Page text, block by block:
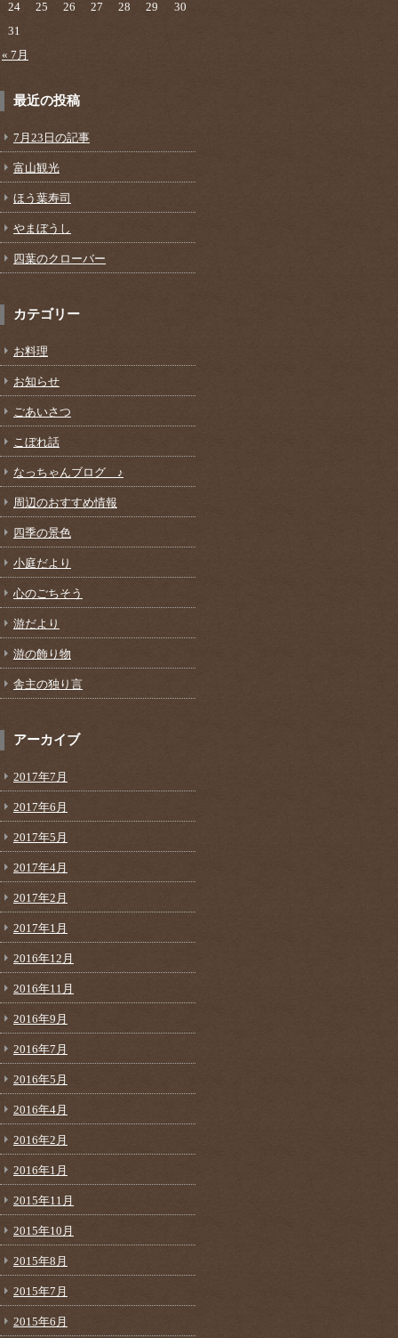
« 7月
24
25 26 27 28 29
30
31
最近の投稿
7月23日の記事
富山観光
ほう葉寿司
やまぼうし
四葉のクローバー
カテゴリー
お料理
お知らせ
ごあいさつ
こぼれ話
なっちゃんブログ ♪
周辺のおすすめ情報
四季の景色
小庭だより
心のごちそう
游だより
游の飾り物
舎主の独り言
アーカイブ
2017年7月
2017年6月
2017年5月
2017年4月
2017年2月
2017年1月
2016年12月
2016年11月
2016年9月
2016年7月
2016年5月
2016年4月
2016年2月
2016年1月
2015年11月
2015年10月
2015年8月
2015年7月
2015年6月